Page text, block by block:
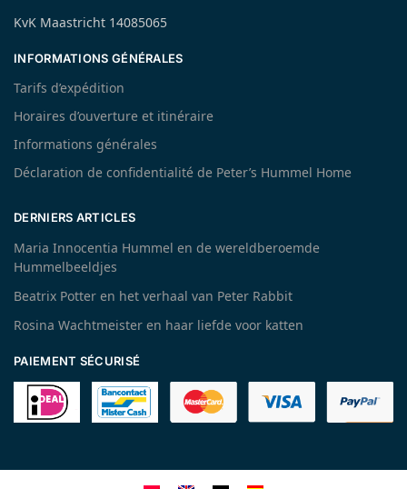
KvK Maastricht 14085065
INFORMATIONS GÉNÉRALES
Tarifs d’expédition
Horaires d’ouverture et itinéraire
Informations générales
Déclaration de confidentialité de Peter’s Hummel Home
DERNIERS ARTICLES
Maria Innocentia Hummel en de wereldberoemde
Hummelbeeldjes
Beatrix Potter en het verhaal van Peter Rabbit
Rosina Wachtmeister en haar liefde voor katten
PAIEMENT SÉCURISÉ